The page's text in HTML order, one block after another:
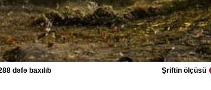
dəfə baxılıb Şriftin ölçüsü